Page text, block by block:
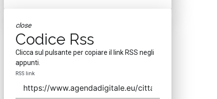
close
Codice Rss
Clicca sul pulsante per copiare il link RSS negli
appunti.
RSS link